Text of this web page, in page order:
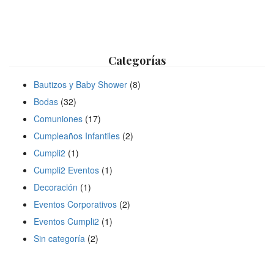
Categorías
Bautizos y Baby Shower (8)
Bodas (32)
Comuniones (17)
Cumpleaños Infantiles (2)
Cumpli2 (1)
Cumpli2 Eventos (1)
Decoración (1)
Eventos Corporativos (2)
Eventos Cumpli2 (1)
Sin categoría (2)